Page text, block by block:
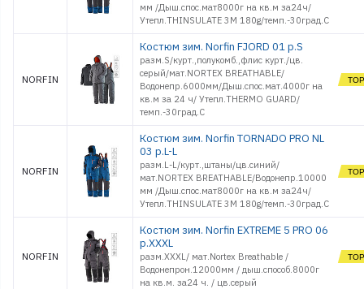
мм /Дыш.спос.мат8000г на кв.м за24ч/
Утепл.THINSULATE 3M 180g/темп.-30град.С
NORFIN
Костюм зим. Norfin FJORD 01 р.S
разм.S/курт.,полукомб.,флис курт./цв.
серый/мат.NORTEX BREATHABLE/
Водонепр.6000мм/Дыш.спос.мат.4000г на
кв.м за 24 ч/ Утепл.THERMO GUARD/
темп.-30град.С
NORFIN
Костюм зим. Norfin TORNADO PRO NL
03 р.L-L
разм.L-L/курт.,штаны/цв.синий/
мат.NORTEX BREATHABLE/Водонепр.10000
мм /Дыш.спос.мат8000г на кв.м за24ч/
Утепл.THINSULATE 3M 180g/темп.-30град.С
NORFIN
Костюм зим. Norfin EXTREME 5 PRO 06
р.XXXL
разм.XXXL/ мат.Nortex Breathable /
Водонепрон.12000мм / дыш.способ.8000г
на кв.м. за24 ч. / цв.серый